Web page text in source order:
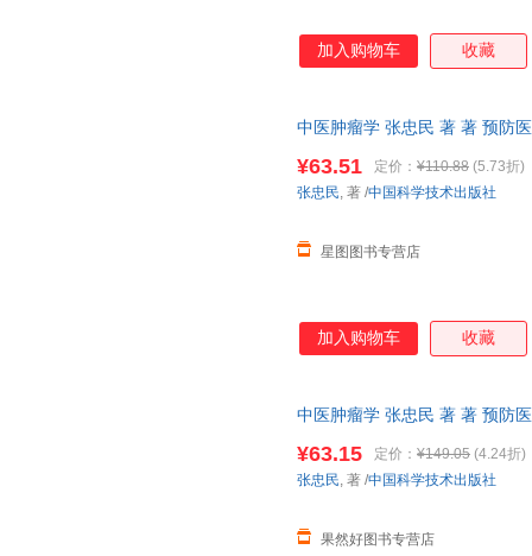
加入购物车 收藏
中医肿瘤学 张忠民 著 著 预防
¥63.51 定价： ¥110.88 (5.73折)
星图图书专营店
张忠民, 著 /中国科学技术出版社
加入购物车 收藏
中医肿瘤学 张忠民 著 著 预防
¥63.15 定价： ¥149.05 (4.24折)
果然好图书专营店
张忠民, 著 /中国科学技术出版社